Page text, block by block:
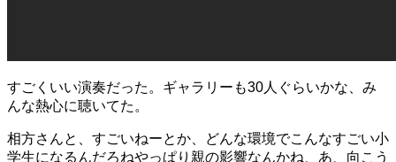
すごくいい演奏だった。ギャラリーも30人ぐらいかな、み
んな熱心に聴いてた。
相方さんと、すごいねーとか、どんな環境でこんなすごい小
学生になるんだろねやっぱり親の影響なんかね、あ、向こう